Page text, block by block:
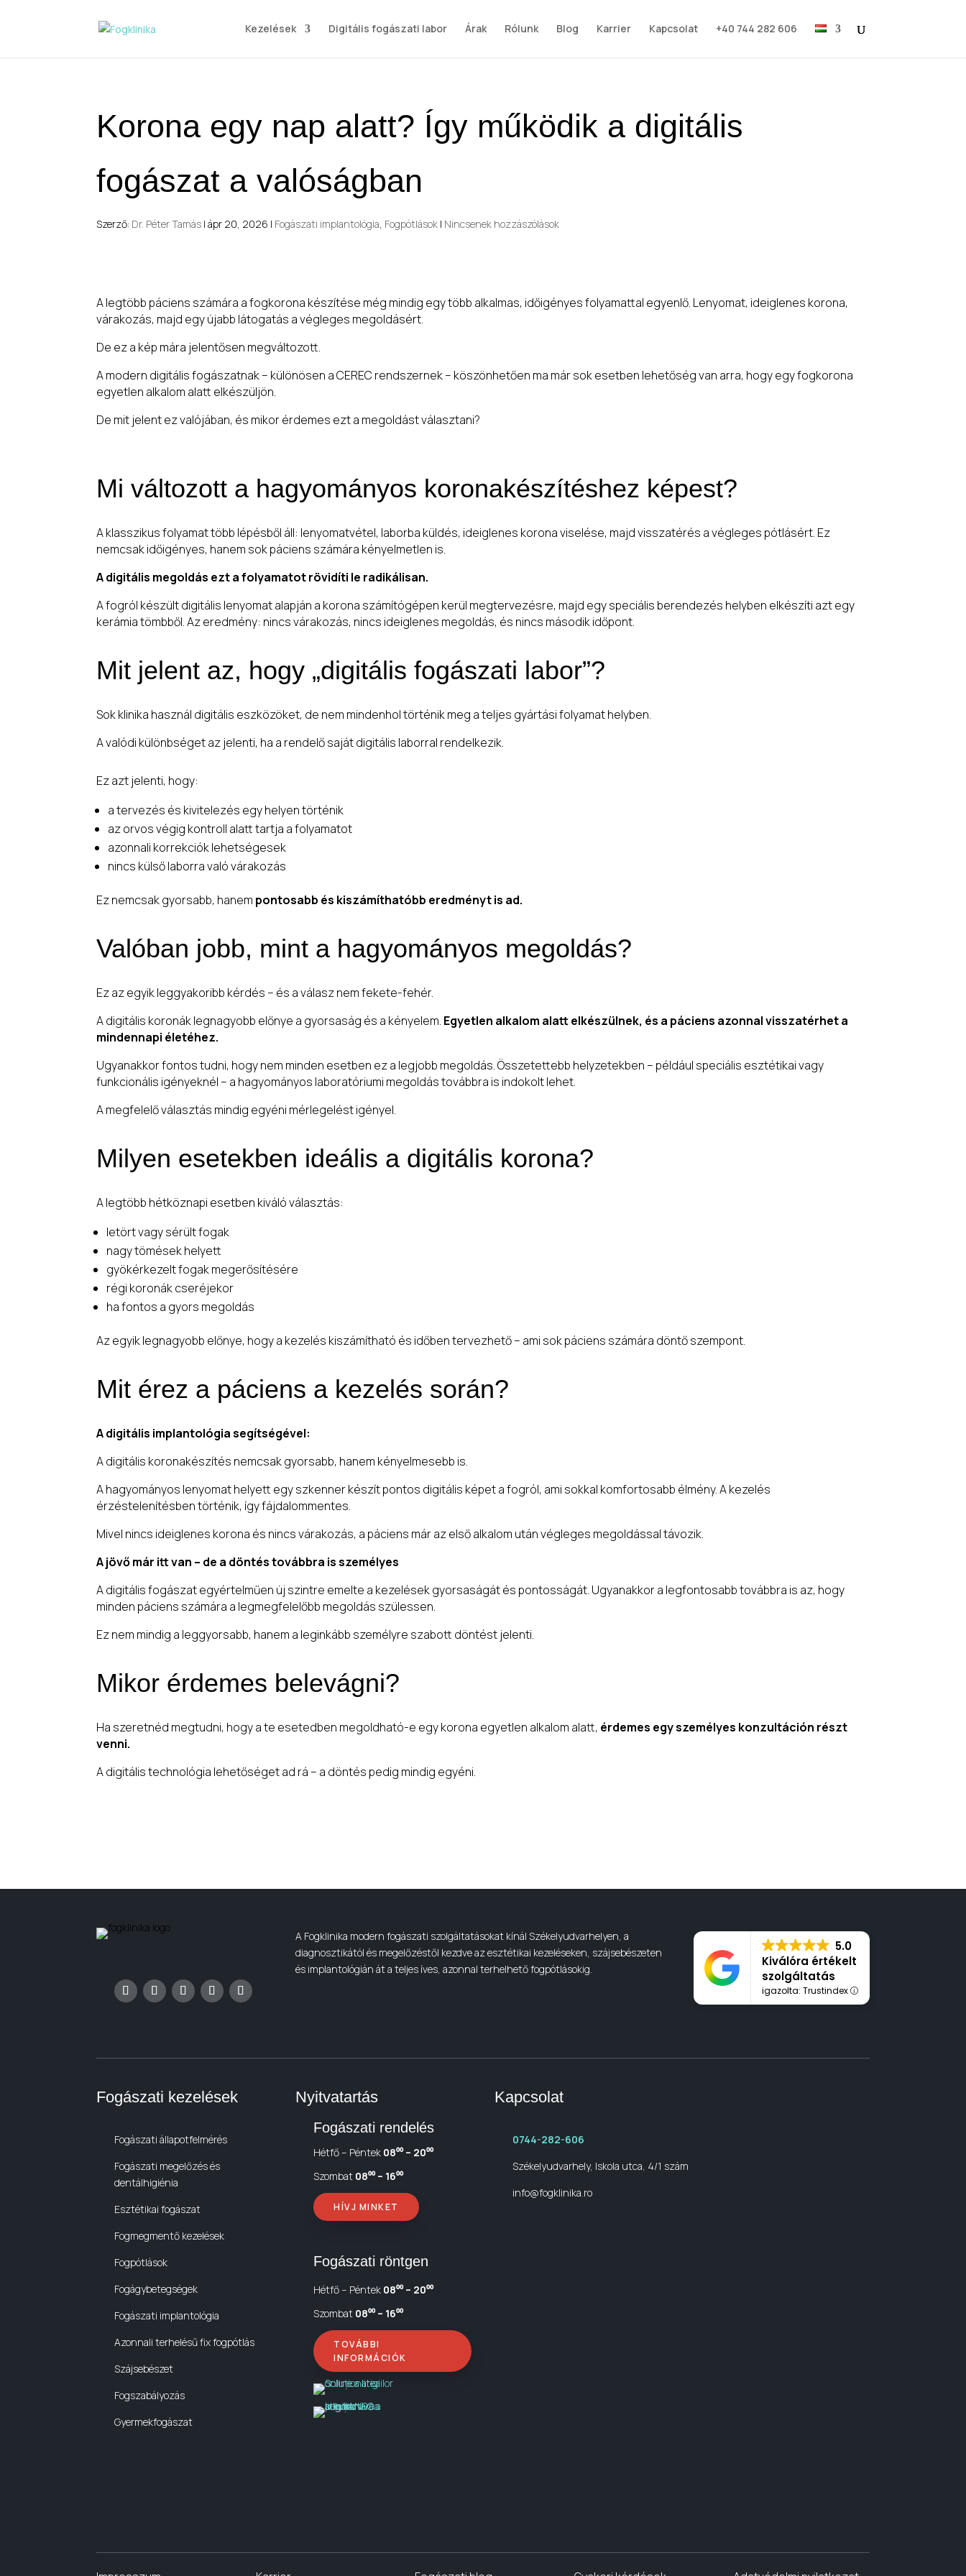
Kezelések Digitális fogászati labor Árak Rólunk Blog Karrier Kapcsolat +40 744 282 606
Korona egy nap alatt? Így működik a digitális
fogászat a valóságban
Szerző: Dr. Péter Tamás |ápr 20, 2026 | Fogászati implantológia, Fogpótlások | Nincsenek hozzászólások
A legtöbb páciens számára a fogkorona készítése még mindig egy több alkalmas, időigényes folyamattal egyenlő. Lenyomat, ideiglenes korona,
várakozás, majd egy újabb látogatás a végleges megoldásért.
De ez a kép mára jelentősen megváltozott.
A modern digitális fogászatnak – különösen a CEREC rendszernek – köszönhetően ma már sok esetben lehetőség van arra, hogy egy fogkorona
egyetlen alkalom alatt elkészüljön.
De mit jelent ez valójában, és mikor érdemes ezt a megoldást választani?
Mi változott a hagyományos koronakészítéshez képest?
A klasszikus folyamat több lépésből áll: lenyomatvétel, laborba küldés, ideiglenes korona viselése, majd visszatérés a végleges pótlásért. Ez
nemcsak időigényes, hanem sok páciens számára kényelmetlen is.
A digitális megoldás ezt a folyamatot rövidíti le radikálisan.
A fogról készült digitális lenyomat alapján a korona számítógépen kerül megtervezésre, majd egy speciális berendezés helyben elkészíti azt egy
kerámia tömbből. Az eredmény: nincs várakozás, nincs ideiglenes megoldás, és nincs második időpont.
Mit jelent az, hogy „digitális fogászati labor”?
Sok klinika használ digitális eszközöket, de nem mindenhol történik meg a teljes gyártási folyamat helyben.
A valódi különbséget az jelenti, ha a rendelő saját digitális laborral rendelkezik.
Ez azt jelenti, hogy:
a tervezés és kivitelezés egy helyen történik
az orvos végig kontroll alatt tartja a folyamatot
azonnali korrekciók lehetségesek
nincs külső laborra való várakozás
Ez nemcsak gyorsabb, hanem pontosabb és kiszámíthatóbb eredményt is ad.
Valóban jobb, mint a hagyományos megoldás?
Ez az egyik leggyakoribb kérdés – és a válasz nem fekete-fehér.
A digitális koronák legnagyobb előnye a gyorsaság és a kényelem. Egyetlen alkalom alatt elkészülnek, és a páciens azonnal visszatérhet a
mindennapi életéhez.
Ugyanakkor fontos tudni, hogy nem minden esetben ez a legjobb megoldás. Összetettebb helyzetekben – például speciális esztétikai vagy
funkcionális igényeknél – a hagyományos laboratóriumi megoldás továbbra is indokolt lehet.
A megfelelő választás mindig egyéni mérlegelést igényel.
Milyen esetekben ideális a digitális korona?
A legtöbb hétköznapi esetben kiváló választás:
letört vagy sérült fogak
nagy tömések helyett
gyökérkezelt fogak megerősítésére
régi koronák cseréjekor
ha fontos a gyors megoldás
Az egyik legnagyobb előnye, hogy a kezelés kiszámítható és időben tervezhető – ami sok páciens számára döntő szempont.
Mit érez a páciens a kezelés során?
A digitális implantológia segítségével:
A digitális koronakészítés nemcsak gyorsabb, hanem kényelmesebb is.
A hagyományos lenyomat helyett egy szkenner készít pontos digitális képet a fogról, ami sokkal komfortosabb élmény. A kezelés
érzéstelenítésben történik, így fájdalommentes.
Mivel nincs ideiglenes korona és nincs várakozás, a páciens már az első alkalom után végleges megoldással távozik.
A jövő már itt van – de a döntés továbbra is személyes
A digitális fogászat egyértelműen új szintre emelte a kezelések gyorsaságát és pontosságát. Ugyanakkor a legfontosabb továbbra is az, hogy
minden páciens számára a legmegfelelőbb megoldás szülessen.
Ez nem mindig a leggyorsabb, hanem a leginkább személyre szabott döntést jelenti.
Mikor érdemes belevágni?
Ha szeretnéd megtudni, hogy a te esetedben megoldható-e egy korona egyetlen alkalom alatt, érdemes egy személyes konzultáción részt
venni.
A digitális technológia lehetőséget ad rá – a döntés pedig mindig egyéni.
A Fogklinika modern fogászati szolgáltatásokat kínál Székelyudvarhelyen, a
diagnosztikától és megelőzéstől kezdve az esztétikai kezeléseken, szájsebészeten
és implantológián át a teljes íves, azonnal terhelhető fogpótlásokig.
5.0
Kiválóra értékelt
szolgáltatás
igazolta: Trustindex
Fogászati kezelések
Fogászati állapotfelmérés
Fogászati megelőzés és
dentálhigiénia
Esztétikai fogászat
Fogmegmentő kezelések
Fogpótlások
Fogágybetegségek
Fogászati implantológia
Azonnali terhelésű fix fogpótlás
Szájsebészet
Fogszabályozás
Gyermekfogászat
Nyitvatartás
Fogászati rendelés
Hétfő – Péntek 08⁰⁰ – 20⁰⁰
Szombat 08⁰⁰ – 16⁰⁰
HÍVJ MINKET
Fogászati röntgen
Hétfő – Péntek 08⁰⁰ – 20⁰⁰
Szombat 08⁰⁰ – 16⁰⁰
TOVÁBBI
INFORMÁCIÓK
Kapcsolat
0744-282-606
Székelyudvarhely, Iskola utca, 4/1 szám
info@fogklinika.ro